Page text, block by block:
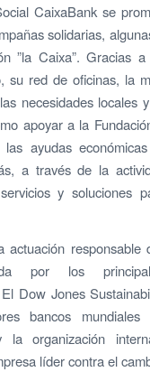
CaixaBank se
solidarias,
”la Caixa”. Gracias
su red de oficinas, la
necesidades locales
apoyar a la
las ayudas
a través de la
y soluciones
actuación responsable
por los
Dow Jones
bancos
la organización
líder contra el